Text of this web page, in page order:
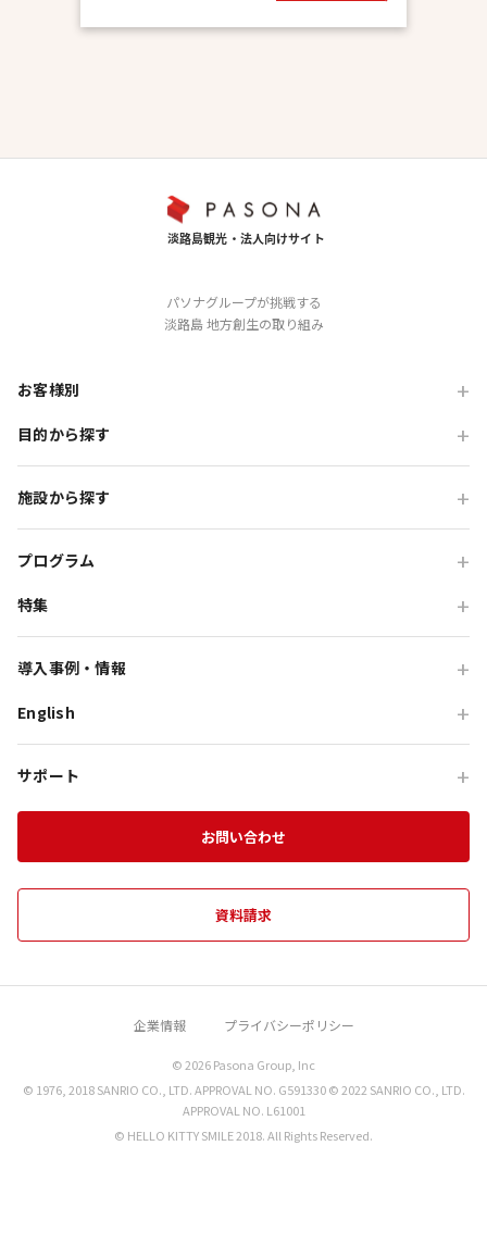
パソナグループが挑戦する
淡路島 地方創生の取り組み
お客様別
旅行会社の方
自治体・行政の方
目的から探す
研修・チームビルディング
インセンティブ・ご招待
高付加価値観光
貸切・イベント会場利用
教育旅行
施設から探す
オーシャンテラス
青海波
HELLO KITTY SMILE
HELLO KITTY SHOW BOX
農家レストラン 陽・燦燦
禅坊 靖寧
望楼 青海波
クラフトサーカス
miele the garden
プログラム
団体体験プログラム
団体貸切プログラム
団体食事プログラム
団体教育プログラム
特集
チームビルディング特集
インセンティブ旅行特集
エンターテインメント特集
導入事例・情報
旅行会社向け事例
English
サポート
淡路島の魅力
団体プログラムカタログ
お問い合わせ
資料請求
企業情報 プライバシーポリシー
© 2026 Pasona Group, Inc
© 1976, 2018 SANRIO CO., LTD. APPROVAL NO. G591330 © 2022 SANRIO CO., LTD.
APPROVAL NO. L61001
© HELLO KITTY SMILE 2018. All Rights Reserved.